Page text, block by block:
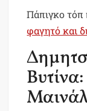
Πάπιγκο τόπ
φαγητό και